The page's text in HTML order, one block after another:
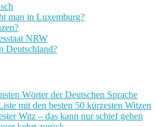
man in Luxemburg?
NRW
Deutschland?
Wörter der Deutschen Sprache
mit den besten 50 kürzesten Witzen
Witz – das kann nur schief gehen